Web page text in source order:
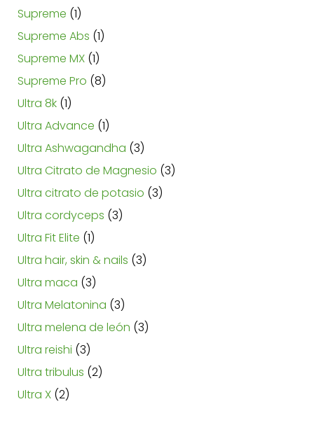
Supreme 1
Supreme Abs 1
Supreme MX 1
Supreme Pro 8
Ultra 8k 1
Ultra Advance 1
Ultra Ashwagandha 3
Ultra Citrato de Magnesio 3
Ultra citrato de potasio 3
Ultra cordyceps 3
Ultra Fit Elite 1
Ultra hair, skin & nails 3
Ultra maca 3
Ultra Melatonina 3
Ultra melena de león 3
Ultra reishi 3
Ultra tribulus 2
Ultra X 2